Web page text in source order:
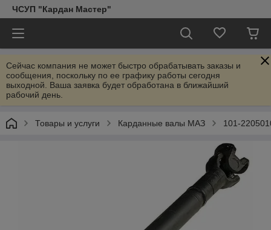
ЧСУП "Кардан Мастер"
Сейчас компания не может быстро обрабатывать заказы и
сообщения, поскольку по ее графику работы сегодня
выходной. Ваша заявка будет обработана в ближайший
рабочий день.
Товары и услуги Карданные валы МАЗ 101-